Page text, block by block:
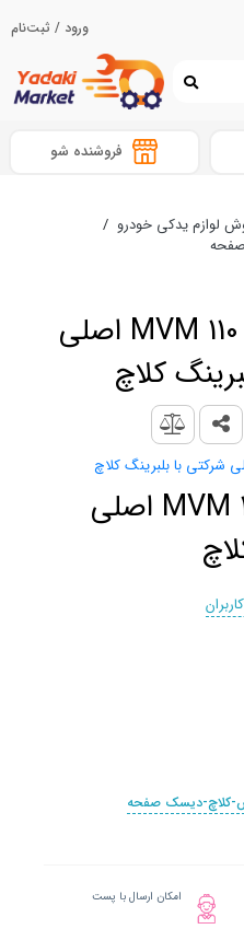
ورود / ثبت‌نام
فروشنده شو
لوازم یدکی خودرو /
دیسک و صفحه MVM 110 اصلی
کلاچ
دیسک و صفحه MVM 110 اصلی
کلاچ-دیسک صفحه
امکان ارسال با پست